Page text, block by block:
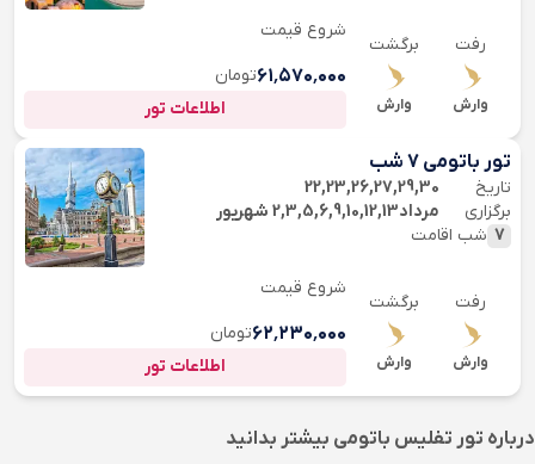
رفت
وارش
برگشت
وارش
شروع قیمت
۶۱٬۵۷۰٬۰۰۰تومان
اطلاعات تور
تور باتومی 7 شب
تاریخ
برگزاری
22,23,26,27,29,30
مرداد2,3,5,6,9,10,12,13 شهریور
7 شب اقامت
رفت
وارش
برگشت
وارش
شروع قیمت
۶۲٬۲۳۰٬۰۰۰تومان
اطلاعات تور
درباره تور تفلیس باتومی بیشتر بدانید